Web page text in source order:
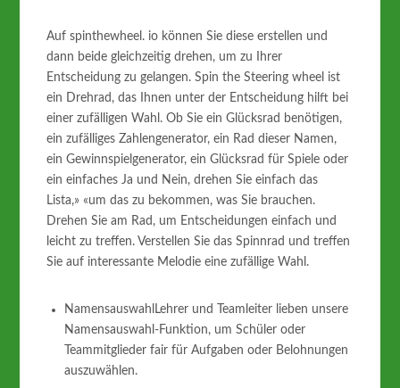
Auf spinthewheel. io können Sie diese erstellen und
dann beide gleichzeitig drehen, um zu Ihrer
Entscheidung zu gelangen. Spin the Steering wheel ist
ein Drehrad, das Ihnen unter der Entscheidung hilft bei
einer zufälligen Wahl. Ob Sie ein Glücksrad benötigen,
ein zufälliges Zahlengenerator, ein Rad dieser Namen,
ein Gewinnspielgenerator, ein Glücksrad für Spiele oder
ein einfaches Ja und Nein, drehen Sie einfach das
Lista,» «um das zu bekommen, was Sie brauchen.
Drehen Sie am Rad, um Entscheidungen einfach und
leicht zu treffen. Verstellen Sie das Spinnrad und treffen
Sie auf interessante Melodie eine zufällige Wahl.
NamensauswahlLehrer und Teamleiter lieben unsere
Namensauswahl-Funktion, um Schüler oder
Teammitglieder fair für Aufgaben oder Belohnungen
auszuwählen.